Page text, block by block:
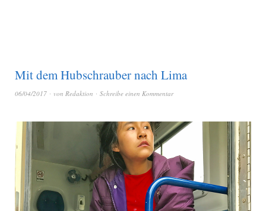
Mit dem Hubschrauber nach Lima
06/04/2017 von Redaktion Schreibe einen Kommentar